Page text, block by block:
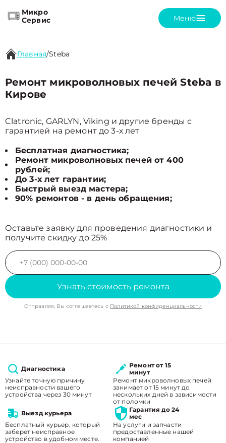
Микро
Сервис
Меню
Главная/Steba
Ремонт микроволновых печей Steba в
Кирове
Clatronic, GARLYN, Viking и другие бренды с
гарантией на ремонт до 3-х лет
Бесплатная диагностика;
Ремонт микроволновых печей от 400
рублей;
До 3-х лет гарантии;
Быстрый выезд мастера;
90% ремонтов - в день обращения;
Оставьте заявку для проведения диагностики и
получите скидку до 25%
Узнать стоимость ремонта
Отправляя, Вы соглашаетесь с Политикой конфиденциальности
Диагностика
Узнайте точную причину
неисправности вашего
устройства через 30 минут
Ремонт от 15
минут
Ремонт микроволновых печей
занимает от 15 минут до
нескольких дней в зависимости
от поломки
Выезд курьера
Бесплатный курьер, который
заберет неисправное
устройство в удобном месте.
Гарантия до 24
мес
На услуги и запчасти
предоставленные нашей
компанией